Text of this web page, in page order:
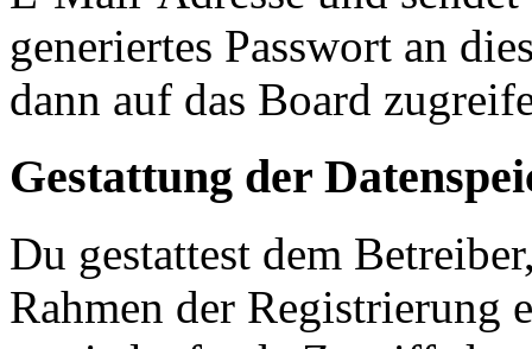
generiertes Passwort an
dann auf das Board
Gestattung der
Du gestattest dem
Rahmen der Registrierung